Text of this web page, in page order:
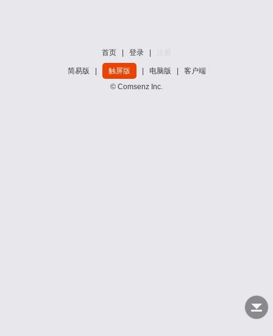
首页 登录
简易版 触屏版 电脑版
客户端
© Comsenz Inc.